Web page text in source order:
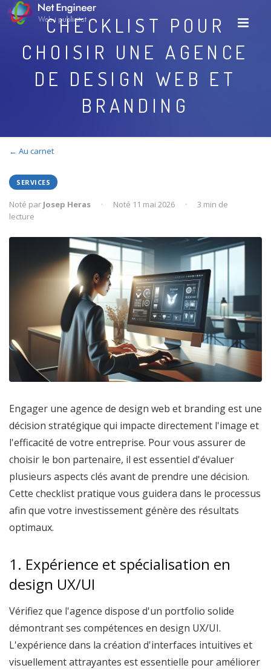
CHECKLIST POUR
CHOISIR UNE AGENCE
DE DESIGN WEB ET
BRANDING
← Au carnet
SERVICES
Noté par Josep Heras · Noté 11 mai 2026 ·
3 min de
lecture
Engager une agence de design web et branding est une
décision stratégique qui impacte directement l'image et
l'efficacité de votre entreprise. Pour vous assurer de
choisir le bon partenaire, il est essentiel d'évaluer
plusieurs aspects clés avant de prendre une décision.
Cette checklist pratique vous guidera dans le processus
afin que votre investissement génère des résultats
optimaux.
1. Expérience et spécialisation en
design UX/UI
Vérifiez que l'agence dispose d'un portfolio solide
démontrant ses compétences en design UX/UI.
L'expérience dans la création d'interfaces intuitives et
visuellement attrayantes est essentielle pour améliorer